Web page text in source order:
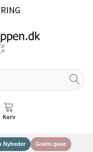
Nyheder Gratis gave